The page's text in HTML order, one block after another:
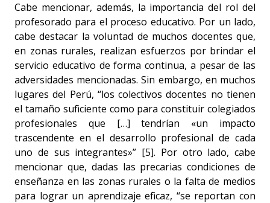
Cabe mencionar, además, la importancia del rol del
profesorado para el proceso educativo. Por un lado,
cabe destacar la voluntad de muchos docentes que,
en zonas rurales, realizan esfuerzos por brindar el
servicio educativo de forma continua, a pesar de las
adversidades mencionadas. Sin embargo, en muchos
lugares del Perú, “los colectivos docentes no tienen
el tamaño suficiente como para constituir colegiados
profesionales que […] tendrían «un impacto
trascendente en el desarrollo profesional de cada
uno de sus integrantes»” [5]. Por otro lado, cabe
mencionar que, dadas las precarias condiciones de
enseñanza en las zonas rurales o la falta de medios
para lograr un aprendizaje eficaz, “se reportan con